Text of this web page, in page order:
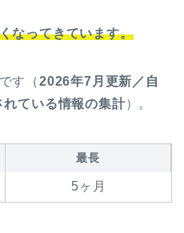
なってきています。
す（2026年7月更新／自
ている情報の集計）。
最長
5ヶ月